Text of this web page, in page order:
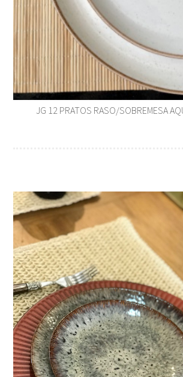
JG 12 PRATOS RASO/SOBREMESA